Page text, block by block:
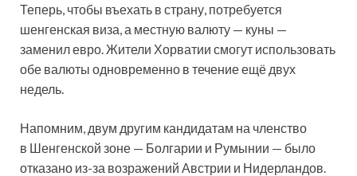
Теперь, чтобы въехать в страну, потребуется
шенгенская виза, а местную валюту — куны —
заменил евро. Жители Хорватии смогут использовать
обе валюты одновременно в течение ещё двух
недель.
Напомним, двум другим кандидатам на членство
в Шенгенской зоне — Болгарии и Румынии — было
отказано из-за возражений Австрии и Нидерландов.